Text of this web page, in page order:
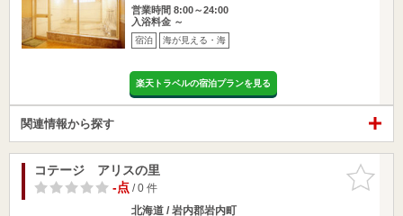
営業時間 8:00～24:00
入浴料金 ～
宿泊 海が見える・海
楽天トラベルの宿泊プランを見る
関連情報から探す
お気に入
りに追加
コテージ アリスの里
-点/ 0 件
北海道 / 岩内郡岩内町